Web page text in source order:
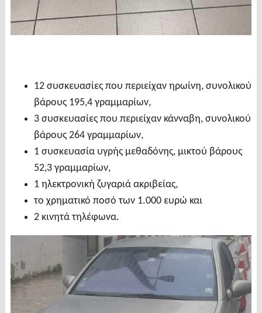
12 συσκευασίες που περιείχαν ηρωίνη, συνολικού
βάρους 195,4 γραμμαρίων,
3 συσκευασίες που περιείχαν κάνναβη, συνολικού
βάρους 264 γραμμαρίων,
1 συσκευασία υγρής μεθαδόνης, μικτού βάρους
52,3 γραμμαρίων,
1 ηλεκτρονική ζυγαριά ακριβείας,
το χρηματικό ποσό των 1.000 ευρώ και
2 κινητά τηλέφωνα.